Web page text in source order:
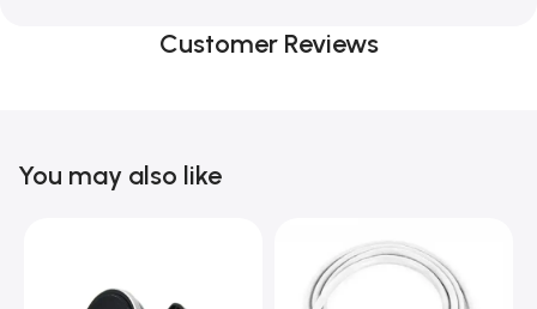
Customer Reviews
You may also like